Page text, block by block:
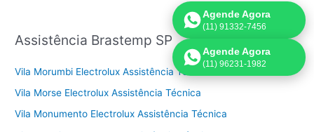
Assistência Brastemp SP
Vila Morumbi Electrolux Assistência Técnica
Vila Morse Electrolux Assistência Técnica
Vila Monumento Electrolux Assistência Técnica
Agende Agora
(11) 91332-7456
Agende Agora
(11) 96231-1982